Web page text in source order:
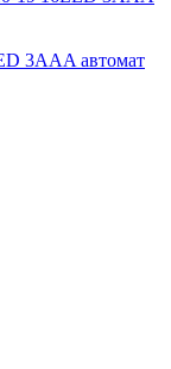
3AAA автомат